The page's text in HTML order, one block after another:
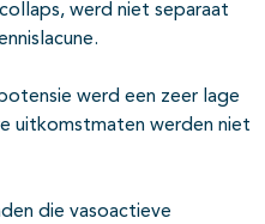
werd niet separaat
werd een zeer lage
uitkomstmaten werden niet
die vasoactieve